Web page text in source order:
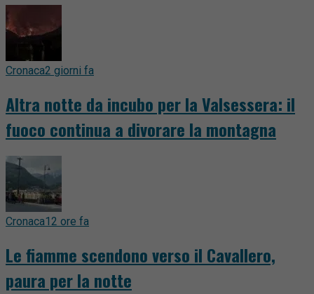
Cronaca2 giorni fa
Altra notte da incubo per la Valsessera: il
fuoco continua a divorare la montagna
Cronaca12 ore fa
Le fiamme scendono verso il Cavallero,
paura per la notte